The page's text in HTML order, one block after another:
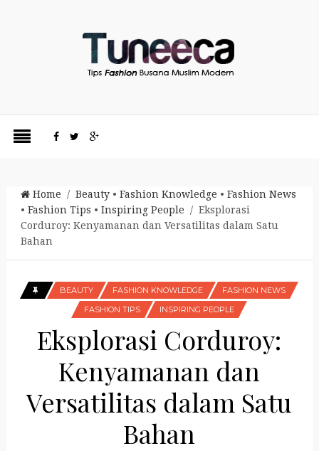
Home / Beauty• Fashion Knowledge • Fashion News
• Fashion Tips • Inspiring People / Eksplorasi
Corduroy: Kenyamanan dan Versatilitas dalam Satu
Bahan
BEAUTY FASHION KNOWLEDGE
FASHION NEWS
FASHION TIPS
INSPIRING PEOPLE
Eksplorasi Corduroy:
Kenyamanan dan
Versatilitas dalam Satu
Bahan